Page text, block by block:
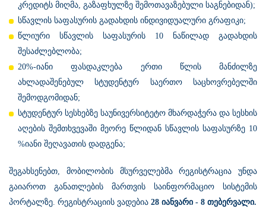
კრედიტს მიღმა, გაზაფხულზე შემოთავაზებული საგნებიდან);
სწავლის საფასურის გადახდის ინდივიდუალური გრაფიკი;
წლიური სწავლის საფასურის 10 ნაწილად გადახდის
შესაძლებლობა;
20%-იანი ფასდაკლება ერთი წლის მანძილზე
ახლადაშენებულ სტუდენტურ საერთო საცხოვრებელში
შემოდგომიდან;
სტუდენტურ სესხებზე საუნივერსიტეტო მხარდაჭერა და სესხის
აღების შემთხვევაში მეორე წლიდან სწავლის საფასურზე 10
%იანი შეღავათის დადგენა;
შეგახსენებთ, მობილობის მსურველებმა რეგისტრაცია უნდა
გაიაროთ განათლების მართვის საინფორმაციო სისტემის
პორტალზე. რეგისტრაციის ვადებია 28 იანვარი - 8 თებერვალი.